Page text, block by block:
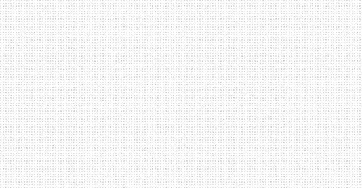
Devota&Lomba